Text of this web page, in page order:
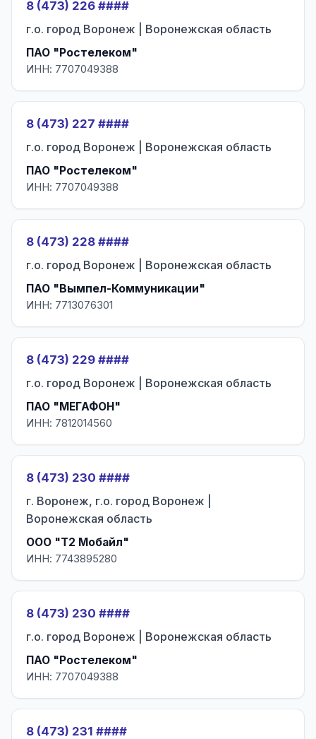
8 (473) 226 ####
г.о. город Воронеж | Воронежская область
ПАО "Ростелеком"
ИНН: 7707049388
8 (473) 227 ####
г.о. город Воронеж | Воронежская область
ПАО "Ростелеком"
ИНН: 7707049388
8 (473) 228 ####
г.о. город Воронеж | Воронежская область
ПАО "Вымпел-Коммуникации"
ИНН: 7713076301
8 (473) 229 ####
г.о. город Воронеж | Воронежская область
ПАО "МЕГАФОН"
ИНН: 7812014560
8 (473) 230 ####
г. Воронеж, г.о. город Воронеж |
Воронежская область
ООО "Т2 Мобайл"
ИНН: 7743895280
8 (473) 230 ####
г.о. город Воронеж | Воронежская область
ПАО "Ростелеком"
ИНН: 7707049388
8 (473) 231 ####